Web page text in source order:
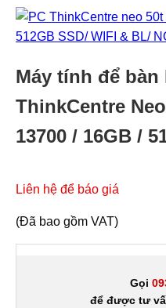
Máy tính để bàn
ThinkCentre
13700 / 16GB /
Liên hệ để báo giá
(Đã bao gồm VAT)
Gọi
để được tư